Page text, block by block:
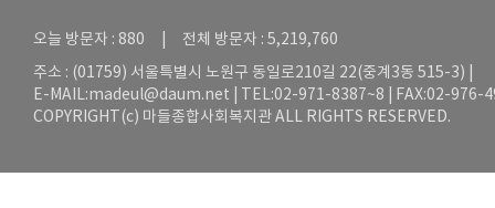
오늘 방문자 : 880 | 전체 방문자 : 5,219,760
주소 : (01759) 서울특별시 노원구 동일로210길 22(중계3동 515-3) |
E-MAIL:madeul@daum.net | TEL:02-971-8387~8 | FAX:02-976-
COPYRIGHT(c) 마들종합사회복지관 ALL RIGHTS RESERVED.